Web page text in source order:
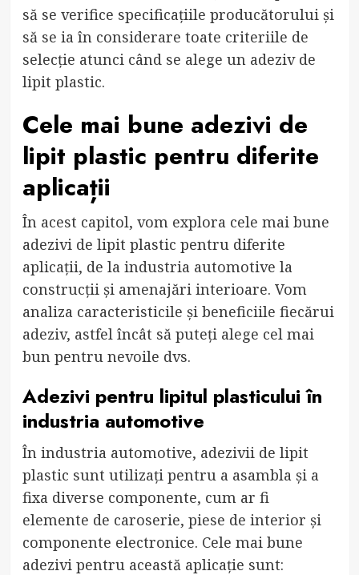
să se verifice specificațiile producătorului și
să se ia în considerare toate criteriile de
selecție atunci când se alege un adeziv de
lipit plastic.
Cele mai bune adezivi de
lipit plastic pentru diferite
aplicații
În acest capitol, vom explora cele mai bune
adezivi de lipit plastic pentru diferite
aplicații, de la industria automotive la
construcții și amenajări interioare. Vom
analiza caracteristicile și beneficiile fiecărui
adeziv, astfel încât să puteți alege cel mai
bun pentru nevoile dvs.
Adezivi pentru lipitul plasticului în
industria automotive
În industria automotive, adezivii de lipit
plastic sunt utilizați pentru a asambla și a
fixa diverse componente, cum ar fi
elemente de caroserie, piese de interior și
componente electronice. Cele mai bune
adezivi pentru această aplicație sunt: